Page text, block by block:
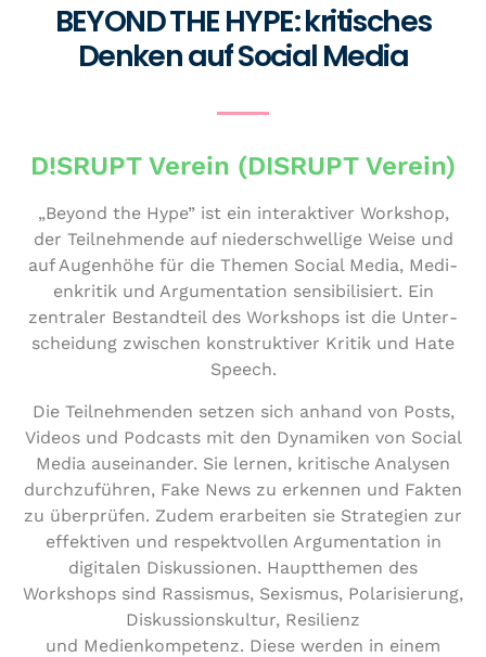
BEYOND THE HYPE: kritisches
Denken auf Social Media
D!SRUPT Verein (DISRUPT Verein)
„Beyond the Hype” ist ein inter­ak­ti­ver Workshop,
der Teil­neh­men­de auf nie­der­schwel­li­ge Weise und
auf Augenhöhe für die Themen Social Media, Medi­
en­kri­tik und Argu­men­ta­ti­on sen­si­bi­li­siert. Ein
zentraler Bestand­teil des Workshops ist die Unter­
schei­dung zwischen kon­struk­ti­ver Kritik und Hate
Speech.
Die Teil­neh­men­den setzen sich anhand von Posts,
Videos und Podcasts mit den Dynamiken von Social
Media aus­ein­an­der. Sie lernen, kritische Analysen
durch­zu­füh­ren, Fake News zu erkennen und Fakten
zu über­prü­fen. Zudem erar­bei­ten sie Stra­te­gien zur
effek­ti­ven und respekt­vol­len Argu­men­ta­ti­on in
digitalen Dis­kus­sio­nen. Haupt­the­men des
Workshops sind Rassismus, Sexismus, Pola­ri­sie­rung,
Dis­kus­si­ons­kul­tur, Resilienz
und Medi­en­kom­pe­tenz. Diese werden in einem